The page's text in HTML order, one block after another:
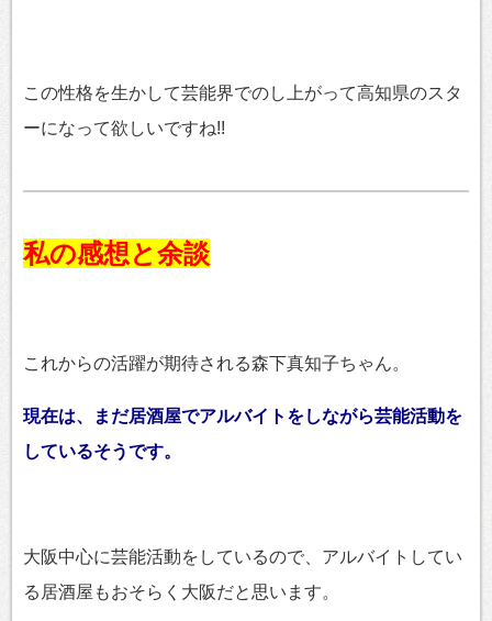
この性格を生かして芸能界でのし上がって高知県のスタ
ーになって欲しいですね!!
私の感想と余談
これからの活躍が期待される森下真知子ちゃん。
現在は、まだ居酒屋でアルバイトをしながら芸能活動を
しているそうです。
大阪中心に芸能活動をしているので、アルバイトしてい
る居酒屋もおそらく大阪だと思います。